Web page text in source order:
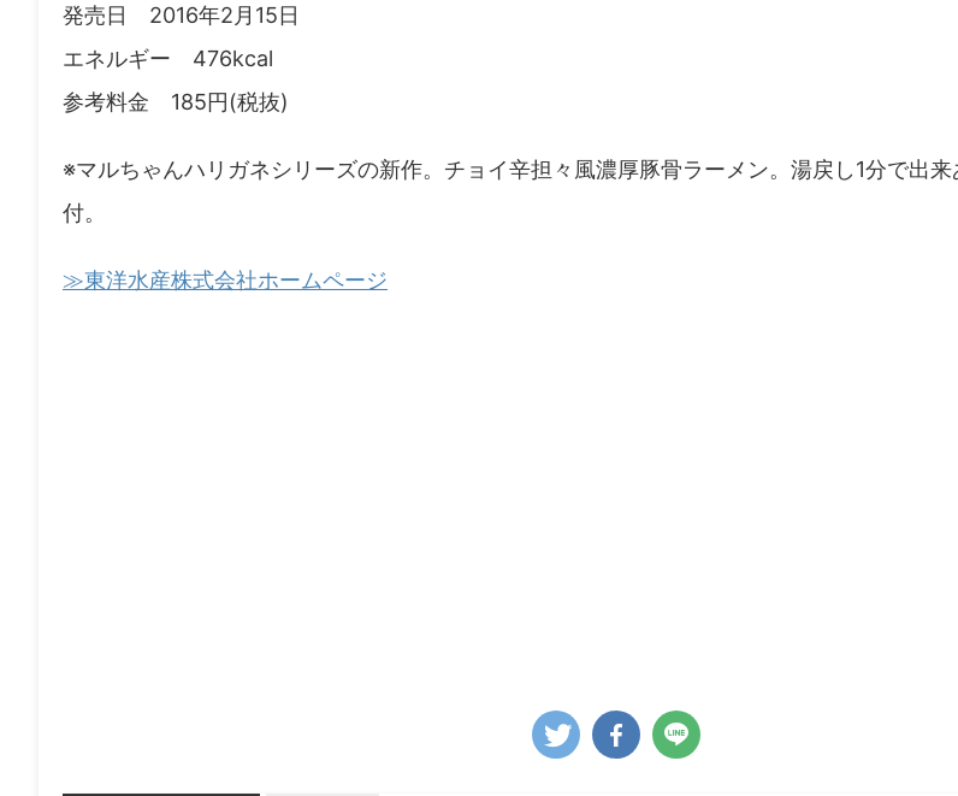
発売日 2016年2月15日
エネルギー 476kcal
参考料金 185円(税抜)
※マルちゃんハリガネシリーズの新作。チョイ辛担々風濃厚豚骨ラーメン。湯戻し1分で出
付。
≫東洋水産株式会社ホームページ